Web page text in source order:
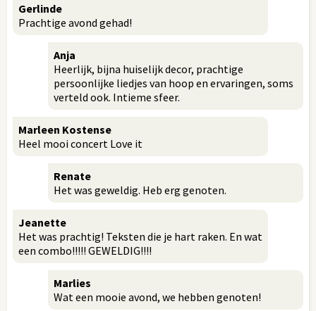
Gerlinde
Prachtige avond gehad!
Anja
Heerlijk, bijna huiselijk decor, prachtige
persoonlijke liedjes van hoop en ervaringen, soms
verteld ook. Intieme sfeer.
Marleen Kostense
Heel mooi concert Love it
Renate
Het was geweldig. Heb erg genoten.
Jeanette
Het was prachtig! Teksten die je hart raken. En wat
een combo!!!!! GEWELDIG!!!!
Marlies
Wat een mooie avond, we hebben genoten!